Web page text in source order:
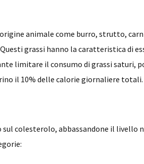
animale come burro, strutto,
grassi hanno la caratteristica di
limitare il consumo di grassi saturi,
il 10% delle calorie giornaliere totali.
colesterolo, abbassandone il livello